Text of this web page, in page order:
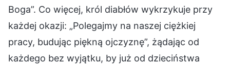
Boga”. Co więcej, król diabłów wykrzykuje przy
każdej okazji: „Polegajmy na naszej ciężkiej
pracy, budując piękną ojczyznę”, żądając od
każdego bez wyjątku, by już od dzieciństwa